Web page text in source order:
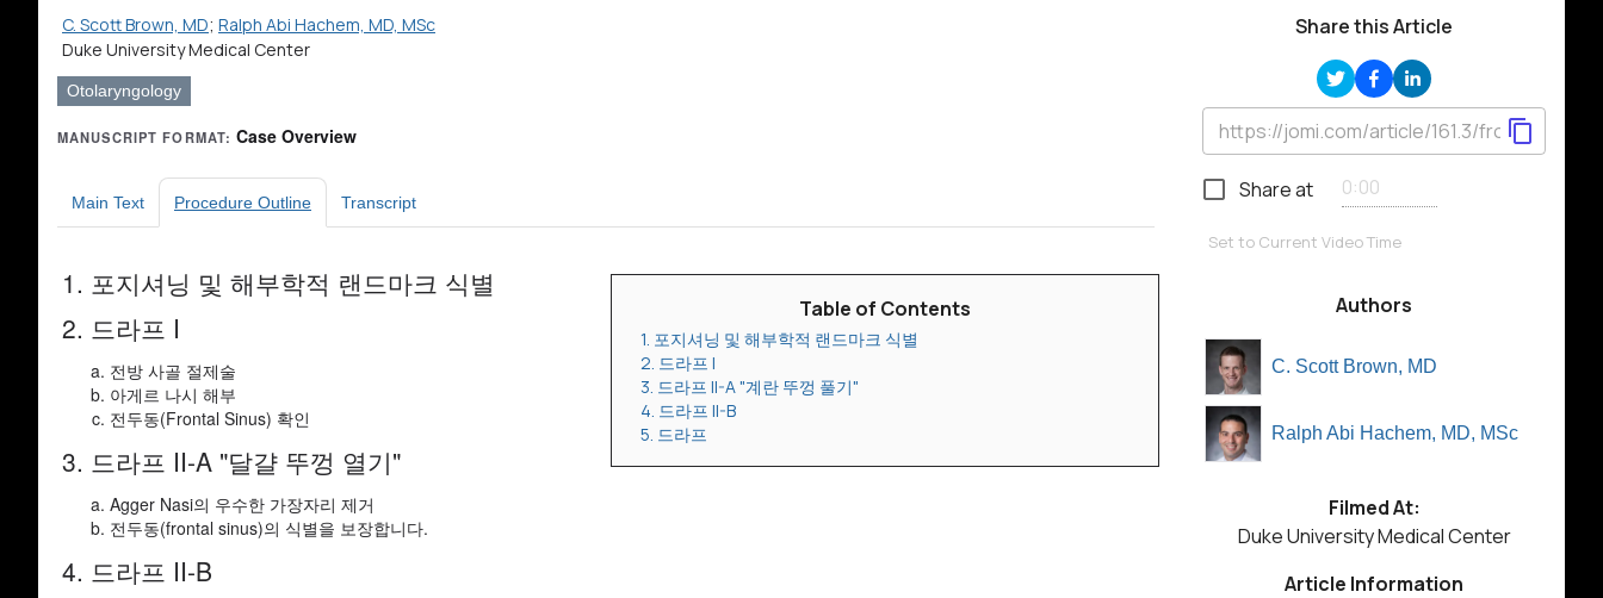
C. Scott Brown, MD; Ralph Abi Hachem, MD, MSc
Duke University Medical Center
Otolaryngology
MANUSCRIPT FORMAT: Case Overview
Main Text Procedure Outline Transcript
Table of Contents
1. 포지셔닝 및 해부학적 랜드마크 식별
2. 드라프 I
3. 드라프 II-A "계란 뚜껑 풀기"
4. 드라프 II-B
5. 드라프
1. 포지셔닝 및 해부학적 랜드마크 식별
2. 드라프 I
전방 사골 절제술
아게르 나시 해부
전두동(Frontal Sinus) 확인
3. 드라프 II-A "달걀 뚜껑 열기"
Agger Nasi의 우수한 가장자리 제거
전두동(frontal sinus)의 식별을 보장합니다.
4. 드라프 II-B
Share this Article
Share at
Set to Current Video Time
Authors
C. Scott Brown, MD
Ralph Abi Hachem, MD, MSc
Filmed At:
Duke University Medical Center
Article Information